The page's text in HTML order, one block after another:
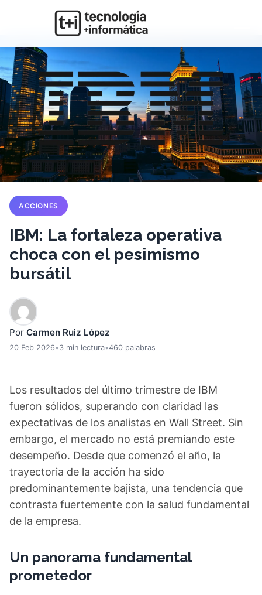
ACCIONES
IBM: La fortaleza operativa
choca con el pesimismo
bursátil
Por Carmen Ruiz López
20 Feb 2026•3 min lectura•460 palabras
Los resultados del último trimestre de IBM
fueron sólidos, superando con claridad las
expectativas de los analistas en Wall Street. Sin
embargo, el mercado no está premiando este
desempeño. Desde que comenzó el año, la
trayectoria de la acción ha sido
predominantemente bajista, una tendencia que
contrasta fuertemente con la salud fundamental
de la empresa.
Un panorama fundamental
prometedor